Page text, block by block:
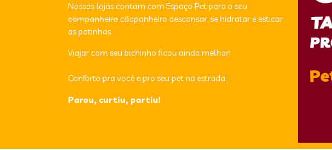
Nossas lojas contam com Espaço Pet para o seu
companheirocãopanheiro descansar, se hidratar e esticar
as patinhas.
Viajar com seu bichinho ficou ainda melhor!
Conforto pra você e pro seu pet na estrada.
Parou, curtiu, partiu!